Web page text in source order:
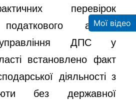
перевірок
аудиту
ДПС у
встановлено факт
діяльності з
без державної
Мої відео